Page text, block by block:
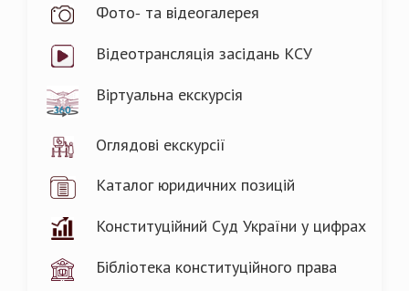
Фото- та відеогалерея
Відеотрансляція засідань КСУ
Віртуальна екскурсія
Оглядові екскурсії
Каталог юридичних позицій
Конституційний Суд України у цифрах
Бібліотека конституційного права